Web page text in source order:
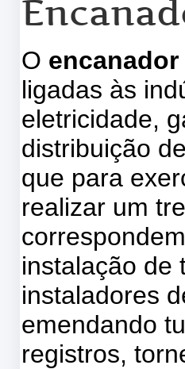
O
ligadas às
eletricidade,
distribuição
que para
realizar um
instalação de
instaladores
emendando
registros,